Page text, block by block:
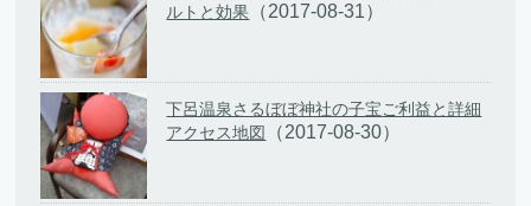
ルトと効果
（2017-08-31）
下呂温泉さるぼぼ神社の子宝ご利益と詳細
アクセス地図
（2017-08-30）